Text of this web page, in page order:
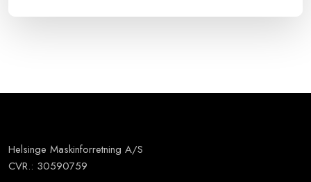
Helsinge Maskinforretning A/S
CVR.: 30590759